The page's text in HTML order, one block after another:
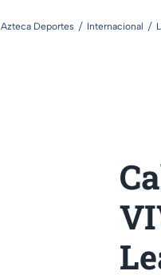
Azteca Deportes Internacional